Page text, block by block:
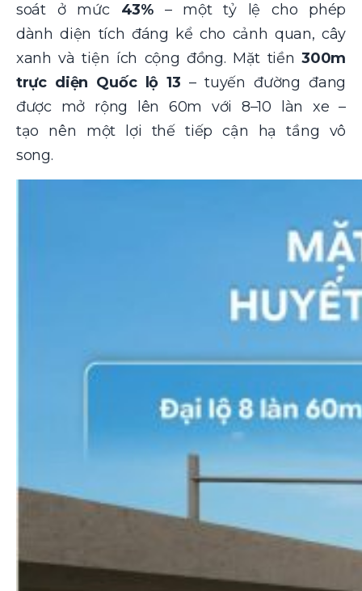
soát ở mức 43%– một tỷ lệ cho phép
dành diện tích đáng kể cho cảnh quan, cây
xanh và tiện ích cộng đồng. Mặt tiền300m
trực diện Quốc lộ 13 – tuyến đường đang
được mở rộng lên 60m với 8–10 làn xe –
tạo nên một lợi thế tiếp cận hạ tầng vô
song.